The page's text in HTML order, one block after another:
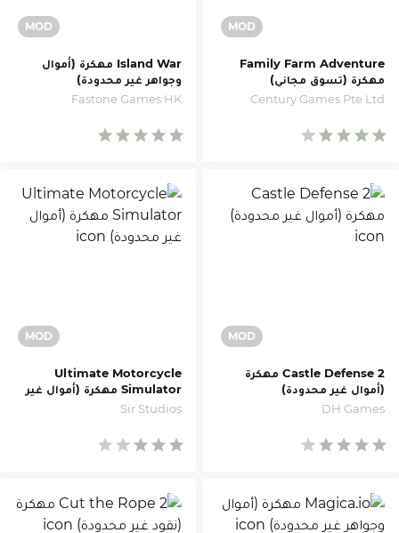
Family Farm Adventure
مهكرة (تسوق مجاني)
Century Games Pte Ltd
Island War مهكرة (أموال
وجواهر غير محدودة)
Fastone Games HK
Castle Defense 2 مهكرة
(أموال غير محدودة)
DH Games
Ultimate Motorcycle
Simulator مهكرة (أموال غير
محدودة)
Sir Studios